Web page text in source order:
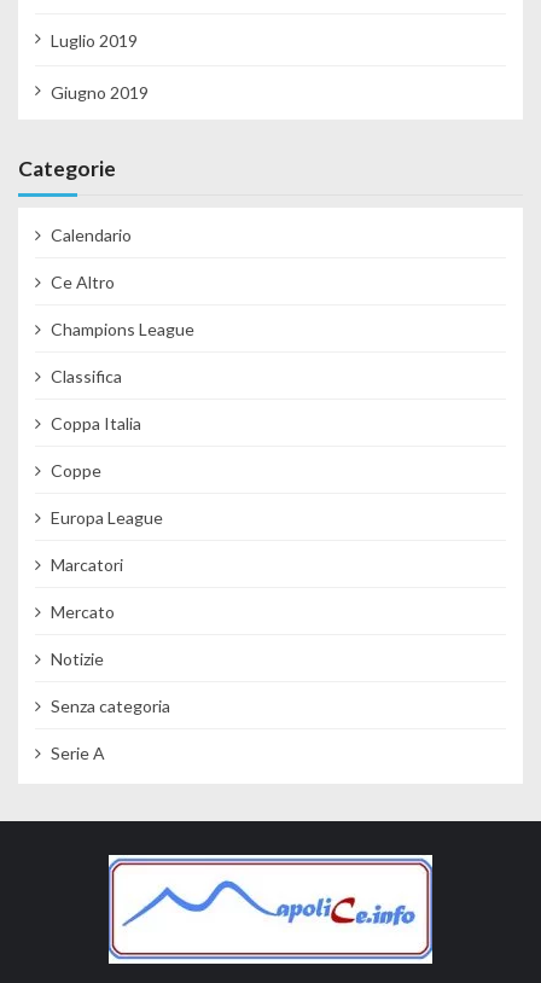
Luglio 2019
Giugno 2019
Categorie
Calendario
Ce Altro
Champions League
Classifica
Coppa Italia
Coppe
Europa League
Marcatori
Mercato
Notizie
Senza categoria
Serie A